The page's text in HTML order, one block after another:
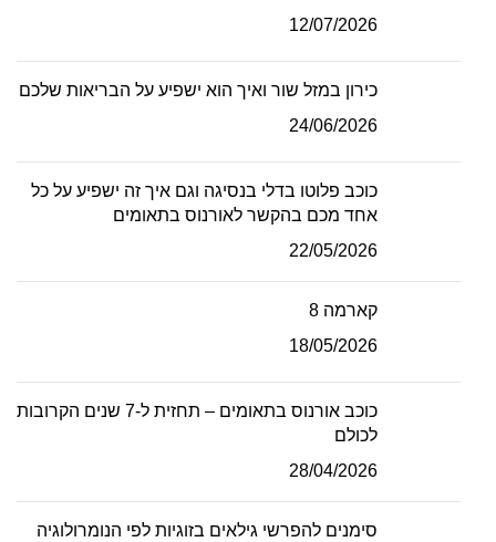
12/07/2026
כירון במזל שור ואיך הוא ישפיע על הבריאות שלכם
24/06/2026
כוכב פלוטו בדלי בנסיגה וגם איך זה ישפיע על כל
אחד מכם בהקשר לאורנוס בתאומים
22/05/2026
קארמה 8
18/05/2026
כוכב אורנוס בתאומים – תחזית ל-7 שנים הקרובות
לכולם
28/04/2026
סימנים להפרשי גילאים בזוגיות לפי הנומרולוגיה